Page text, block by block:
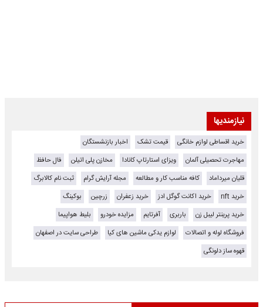
نیازمندیها
خرید اقساطی لوازم خانگی قیمت تشک
اخبار بازنشستگان
مهاجرت تحصیلی آلمان
ویزای استارتاپ کانادا مخازن پلی اتیلن
فال حافظ
قلیان میرداماد
کافه مناسب کار و مطالعه مجله آرایش گرام
ثبت نام کالابرگ
خرید nft
خرید اکانت گوگل ادز خرید زعفران زرچین
بوکینگ
خرید پرینتر لیبل زن
باربری آفرتایم مزایده خودرو
بلیط هواپیما
فروشگاه لوله و اتصالات
لوازم یدکی ماشین های کیا
طراحی سایت در اصفهان
قهوه ساز دلونگی